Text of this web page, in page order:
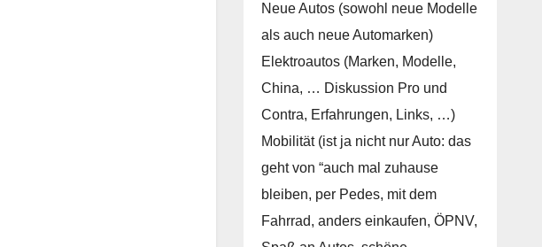
Neue Autos (sowohl neue Modelle
als auch neue Automarken)
Elektroautos (Marken, Modelle,
China, … Diskussion Pro und
Contra, Erfahrungen, Links, …)
Mobilität (ist ja nicht nur Auto: das
geht von “auch mal zuhause
bleiben, per Pedes, mit dem
Fahrrad, anders einkaufen, ÖPNV,